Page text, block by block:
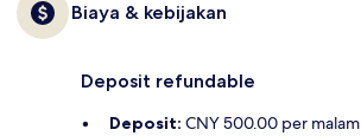
Biaya & kebijakan
Deposit refundable
Deposit: CNY 500.00 per malam